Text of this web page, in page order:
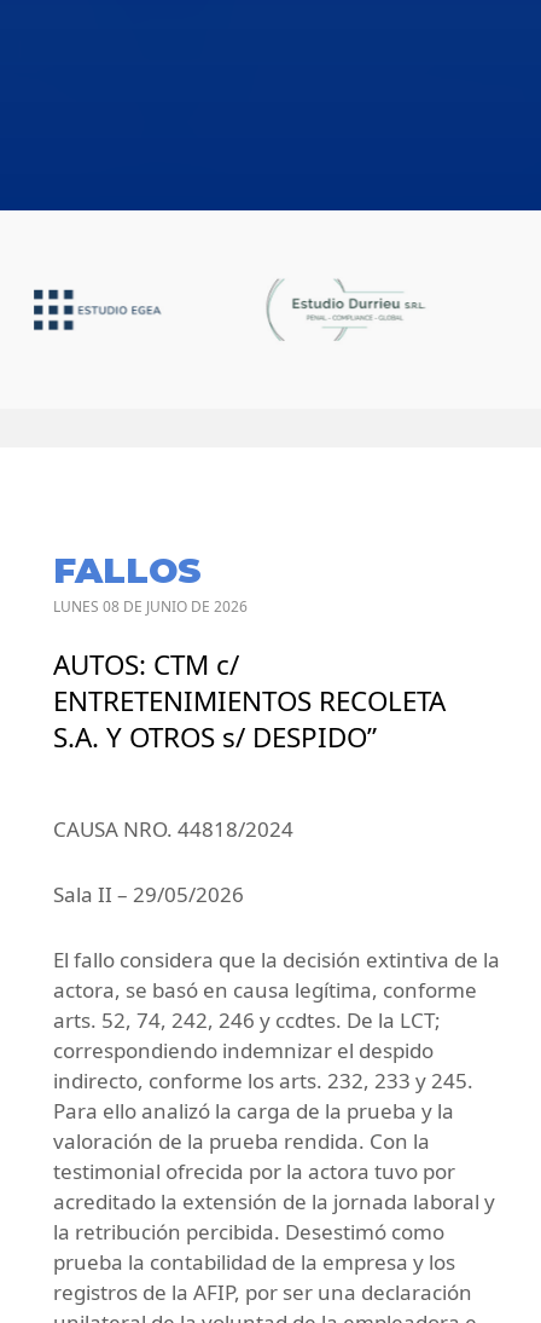
FALLOS
LUNES 08 DE JUNIO DE 2026
AUTOS: CTM c/
ENTRETENIMIENTOS RECOLETA
S.A. Y OTROS s/ DESPIDO”
CAUSA NRO. 44818/2024
Sala II – 29/05/2026
El fallo considera que la decisión extintiva de la
actora, se basó en causa legítima, conforme
arts. 52, 74, 242, 246 y ccdtes. De la LCT;
correspondiendo indemnizar el despido
indirecto, conforme los arts. 232, 233 y 245.
Para ello analizó la carga de la prueba y la
valoración de la prueba rendida. Con la
testimonial ofrecida por la actora tuvo por
acreditado la extensión de la jornada laboral y
la retribución percibida. Desestimó como
prueba la contabilidad de la empresa y los
registros de la AFIP, por ser una declaración